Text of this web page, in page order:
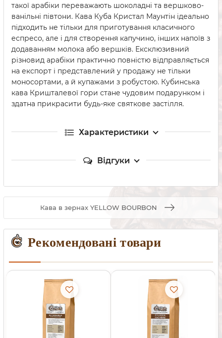
такої арабіки переважають шоколадні та вершково-
ванільні півтони. Кава Куба Кристал Маунтін ідеально
підходить не тільки для приготування класичного
еспресо, але і для створення капучино, інших напоїв з
додаванням молока або вершків. Ексклюзивний
різновид арабіки практично повністю відправляється
на експорт і представлений у продажу не тільки
моносортами, а й купажами з робустою. Кубинська
кава Кришталевої гори стане чудовим подарунком і
здатна прикрасити будь-яке святкове застілля.
Характеристики
Відгуки
Кава в зернах YELLOW BOURBON
Рекомендовані товари